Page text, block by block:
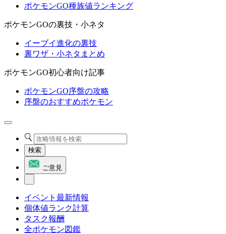
ポケモンGO種族値ランキング
ポケモンGOの裏技・小ネタ
イーブイ進化の裏技
裏ワザ・小ネタまとめ
ポケモンGO初心者向け記事
ポケモンGO序盤の攻略
序盤のおすすめポケモン
検索
ご意見
イベント最新情報
個体値ランク計算
タスク報酬
全ポケモン図鑑